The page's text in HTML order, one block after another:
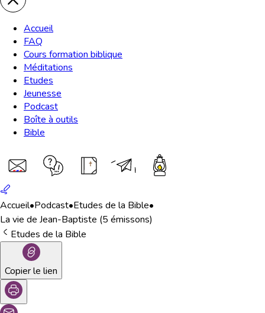
Accueil
FAQ
Cours formation biblique
Méditations
Etudes
Jeunesse
Podcast
Boîte à outils
Bible
Accueil•Podcast•Etudes de la Bible•
La vie de Jean-Baptiste (5 émissons)
Etudes de la Bible
Copier le lien